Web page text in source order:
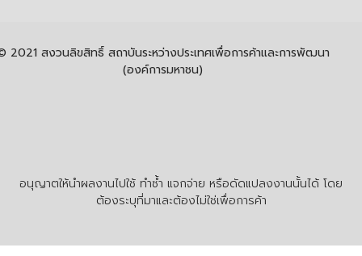
อนุญาตให้นำผลงานไปใช้ ทำซ้ำ แจกจ่าย หรือดัดแปลงงานนั้นได้ โดย
ต้องระบุที่มาและต้องไม่ใช่เพื่อการค้า
2021 สงวนลิขสิทธิ์ สถาบันระหว่างประเทศเพื่อการค้าและการพัฒนา
(องค์การมหาชน)